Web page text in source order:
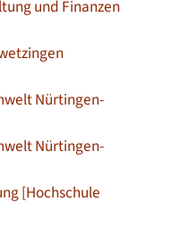
und Finanzen
Nürtingen-
Nürtingen-
[Hochschule